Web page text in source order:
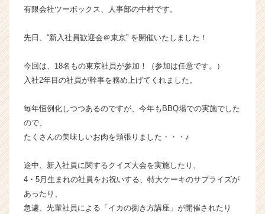
|
チ
ー・
成
企
ら
カ
ウ
が
有限会社ツーボックス、人事部の中村です。
先日、“新入社員歓迎会＠東京” を開催いたしました！
今回は、18名もの東京社員が参加！（参加は任意です。）
入社2年目の社員が幹事を務め上げてくれました。
毎年恒例化しつつあるのですが、今年もBBQ場での実施でした
ので、
たくさんの美味しいお肉を頬張りました・・・♪
途中、新入社員に関するクイズ大会を実施したり、
4・5月生まれの社員をお祝いする、特大ケーキのサプライズが
あったり、
急遽、先輩社員による「イカの捌き方講座」が開催されたり